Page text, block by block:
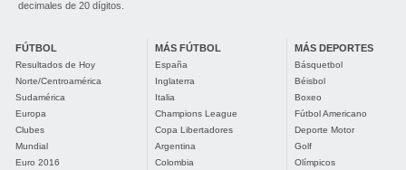
decimales de 20 dígitos.
FÚTBOL
Resultados de Hoy
Norte/Centroamérica
Sudamérica
Europa
Clubes
Mundial
Euro 2016
MÁS FÚTBOL
España
Inglaterra
Italia
Champions League
Copa Libertadores
Argentina
Colombia
MÁS DEPORTES
Básquetbol
Béisbol
Boxeo
Fútbol Americano
Deporte Motor
Golf
Olímpicos